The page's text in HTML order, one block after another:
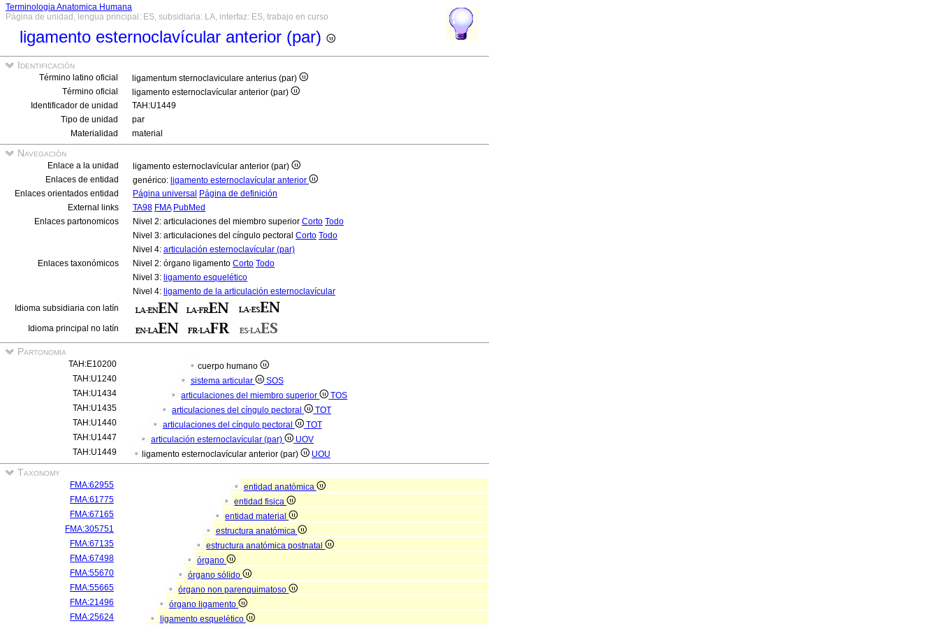
Terminologia Anatomica Humana
Página de unidad, lengua principal: ES, subsidiaria: LA, interfaz: ES, trabajo en curso
ligamento esternoclavícular anterior (par)
Identificación
Término latino oficial
ligamentum sternoclaviculare anterius (par)
Término oficial
ligamento esternoclavícular anterior (par)
Identificador de unidad
TAH:U1449
Tipo de unidad
par
Materialidad
material
Navegación
Enlace a la unidad
ligamento esternoclavícular anterior (par)
Enlaces de entidad
genérico: ligamento esternoclavícular anterior
Enlaces orientados entidad
Página universal Página de definición
External links
TA98 FMA PubMed
Enlaces partonomicos
Nivel 2: articulaciones del miembro superior Corto Todo
Nivel 3: articulaciones del cíngulo pectoral Corto Todo
Nivel 4: articulación esternoclavícular (par)
Enlaces taxonómicos
Nivel 2: órgano ligamento Corto Todo
Nivel 3: ligamento esquelético
Nivel 4: ligamento de la articulación esternoclavícular
Idioma subsidiaria con latín
Idioma principal no latín
Partonomia
TAH:E10200
cuerpo humano
TAH:U1240
sistema articular
SOS
TAH:U1434
articulaciones del miembro superior
TOS
TAH:U1435
articulaciones del cíngulo pectoral
TOT
TAH:U1440
articulaciones del cíngulo pectoral
TOT
TAH:U1447
articulación esternoclavícular (par)
UOV
TAH:U1449
ligamento esternoclavícular anterior (par) UOU
Taxonomy
FMA:62955
entidad anatómica
FMA:61775
entidad fisica
FMA:67165
entidad material
FMA:305751
estructura anatómica
FMA:67135
estructura anatómica postnatal
FMA:67498
órgano
FMA:55670
órgano sólido
FMA:55665
órgano non parenquimatoso
FMA:21496
órgano ligamento
FMA:25624
ligamento esquelético